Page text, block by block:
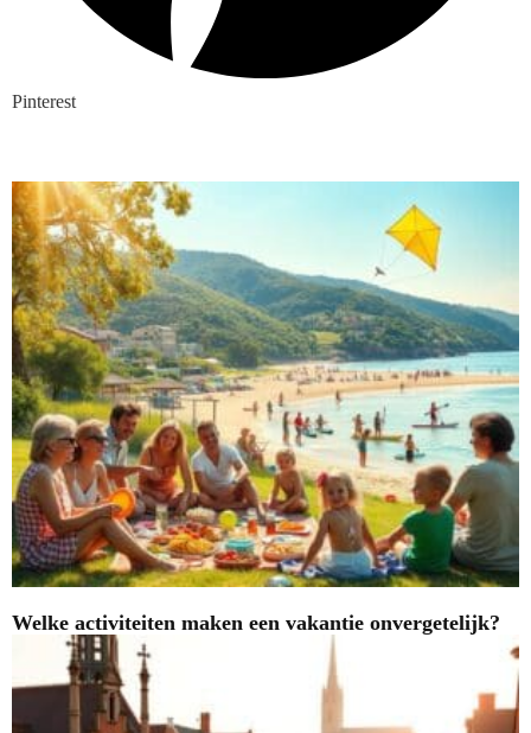
Pinterest
Welke activiteiten maken een vakantie onvergetelijk?